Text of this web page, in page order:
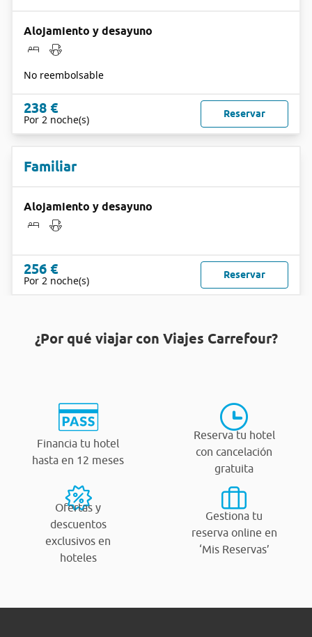
Alojamiento y desayuno
No reembolsable
238 €
Por 2 noche(s) Reservar
Familiar
Alojamiento y desayuno
256 €
Por 2 noche(s) Reservar
¿Por qué viajar con Viajes Carrefour?
Financia tu hotel
hasta en 12 meses
Reserva tu hotel
con cancelación
gratuita
Ofertas y
descuentos
exclusivos en
hoteles
Gestiona tu
reserva online en
‘Mis Reservas’